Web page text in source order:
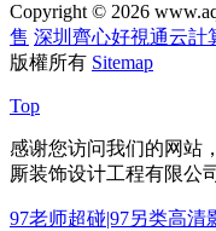
Copyright © 2026
售 深圳齊心好視通云計
版權所有 Sitemap
Top
感谢您访问我们的网站
厮装饰设计工程有限公司
97老师超碰|97另类高清